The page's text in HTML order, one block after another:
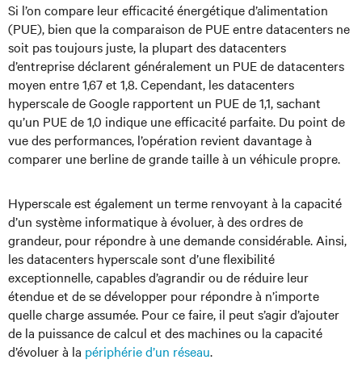
Si l’on compare leur efficacité énergétique d’alimentation
(PUE), bien que la comparaison de PUE entre datacenters ne
soit pas toujours juste, la plupart des datacenters
d’entreprise déclarent généralement un PUE de datacenters
moyen entre 1,67 et 1,8. Cependant, les datacenters
hyperscale de Google rapportent un PUE de 1,1, sachant
qu’un PUE de 1,0 indique une efficacité parfaite. Du point de
vue des performances, l’opération revient davantage à
comparer une berline de grande taille à un véhicule propre.
Hyperscale est également un terme renvoyant à la capacité
d’un système informatique à évoluer, à des ordres de
grandeur, pour répondre à une demande considérable. Ainsi,
les datacenters hyperscale sont d’une flexibilité
exceptionnelle, capables d’agrandir ou de réduire leur
étendue et de se développer pour répondre à n’importe
quelle charge assumée. Pour ce faire, il peut s’agir d’ajouter
de la puissance de calcul et des machines ou la capacité
d’évoluer à la périphérie d’un réseau.